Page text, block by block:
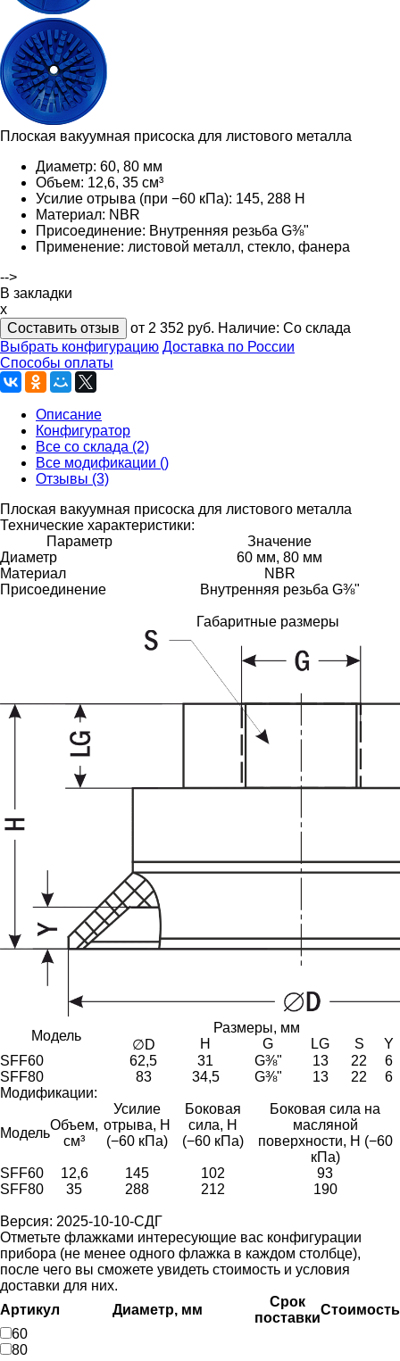
Плоская вакуумная присоска для листового металла
Диаметр: 60, 80 мм
Объем: 12,6, 35 см³
Усилие отрыва (при −60 кПа): 145, 288 Н
Материал: NBR
Присоединение: Внутренняя резьба G⅜"
Применение: листовой металл, стекло, фанера
-->
В закладки
x
Составить отзыв
от 2 352 руб. Наличие: Со склада
Выбрать конфигурацию Доставка по России
Способы оплаты
Описание
Конфигуратор
Все со склада (2)
Все модификации ()
Отзывы (3)
Плоская вакуумная присоска для листового металла
Технические характеристики:
Параметр
Значение
Диаметр
60 мм, 80 мм
Материал
NBR
Присоединение
Внутренняя резьба G⅜"
Габаритные размеры
Модель
Размеры, мм
∅D
H G LG S
Y
SFF60
62,5 31 G⅜" 13 22
6
SFF80
83 34,5 G⅜" 13 22
6
Модификации:
Модель
Объем,
см³
Усилие
отрыва, Н
(−60 кПа)
Боковая
сила, Н
(−60 кПа)
Боковая сила на
масляной
поверхности, Н (−60
кПа)
SFF60
12,6 145 102
93
SFF80
35 288 212 190
Версия: 2025-10-10-СДГ
Отметьте флажками интересующие вас конфигурации
прибора (не менее одного флажка в каждом столбце),
после чего вы сможете увидеть стоимость и условия
доставки для них.
Артикул
Диаметр, мм
Срок
поставки
Стоимость
60
80